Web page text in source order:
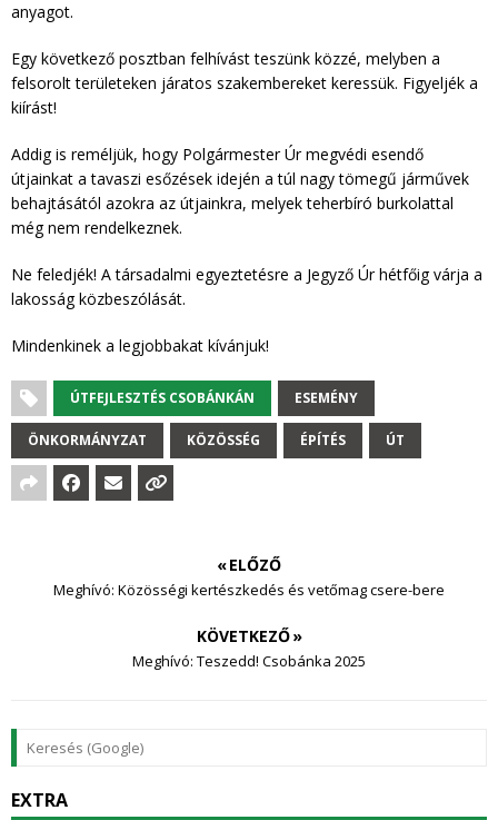
anyagot.
Egy következő posztban felhívást teszünk közzé, melyben a
felsorolt területeken járatos szakembereket keressük. Figyeljék a
kiírást!
Addig is reméljük, hogy Polgármester Úr megvédi esendő
útjainkat a tavaszi esőzések idején a túl nagy tömegű járművek
behajtásától azokra az útjainkra, melyek teherbíró burkolattal
még nem rendelkeznek.
Ne feledjék! A társadalmi egyeztetésre a Jegyző Úr hétfőig várja a
lakosság közbeszólását.
Mindenkinek a legjobbakat kívánjuk!
ÚTFEJLESZTÉS CSOBÁNKÁN ESEMÉNY
ÖNKORMÁNYZAT KÖZÖSSÉG ÉPÍTÉS ÚT
« ELŐZŐ
Meghívó: Közösségi kertészkedés és vetőmag csere-bere
KÖVETKEZŐ »
Meghívó: Teszedd! Csobánka 2025
EXTRA